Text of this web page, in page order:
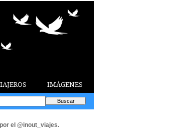
IMÁGENES
el @inout_viajes.